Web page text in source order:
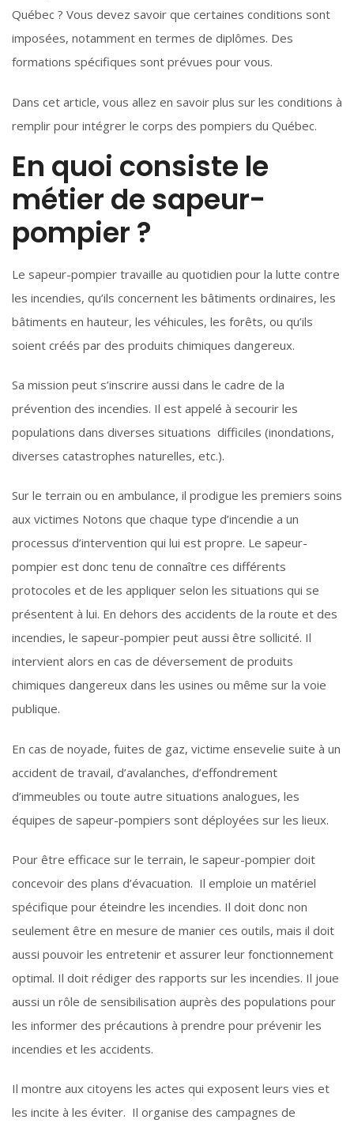
Québec ? Vous devez savoir que certaines conditions sont
imposées, notamment en termes de diplômes. Des
formations spécifiques sont prévues pour vous.
Dans cet article, vous allez en savoir plus sur les conditions à
remplir pour intégrer le corps des pompiers du Québec.
En quoi consiste le
métier de sapeur-
pompier ?
Le sapeur-pompier travaille au quotidien pour la lutte contre
les incendies, qu’ils concernent les bâtiments ordinaires, les
bâtiments en hauteur, les véhicules, les forêts, ou qu’ils
soient créés par des produits chimiques dangereux.
Sa mission peut s’inscrire aussi dans le cadre de la
prévention des incendies. Il est appelé à secourir les
populations dans diverses situations difficiles (inondations,
diverses catastrophes naturelles, etc.).
Sur le terrain ou en ambulance, il prodigue les premiers soins
aux victimes Notons que chaque type d’incendie a un
processus d’intervention qui lui est propre. Le sapeur-
pompier est donc tenu de connaître ces différents
protocoles et de les appliquer selon les situations qui se
présentent à lui. En dehors des accidents de la route et des
incendies, le sapeur-pompier peut aussi être sollicité. Il
intervient alors en cas de déversement de produits
chimiques dangereux dans les usines ou même sur la voie
publique.
En cas de noyade, fuites de gaz, victime ensevelie suite à un
accident de travail, d’avalanches, d’effondrement
d’immeubles ou toute autre situations analogues, les
équipes de sapeur-pompiers sont déployées sur les lieux.
Pour être efficace sur le terrain, le sapeur-pompier doit
concevoir des plans d’évacuation. Il emploie un matériel
spécifique pour éteindre les incendies. Il doit donc non
seulement être en mesure de manier ces outils, mais il doit
aussi pouvoir les entretenir et assurer leur fonctionnement
optimal. Il doit rédiger des rapports sur les incendies. Il joue
aussi un rôle de sensibilisation auprès des populations pour
les informer des précautions à prendre pour prévenir les
incendies et les accidents.
Il montre aux citoyens les actes qui exposent leurs vies et
les incite à les éviter. Il organise des campagnes de